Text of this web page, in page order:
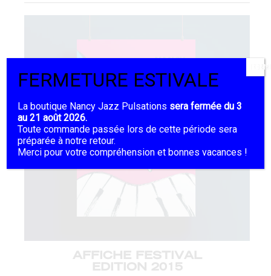
AFFICHE FESTIVAL
EDITION 2015
FERMETURE ESTIVALE
La boutique Nancy Jazz Pulsations sera fermée du 3
au 21 août 2026.
Toute commande passée lors de cette période sera
préparée à notre retour.
Merci pour votre compréhension et bonnes vacances !